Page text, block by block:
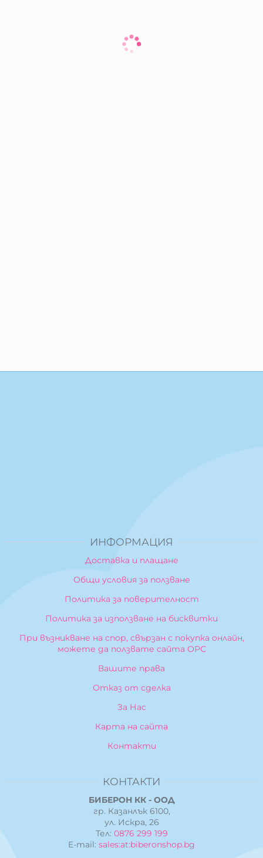
ИНФОРМАЦИЯ
Доставка и плащане
Общи условия за ползване
Политика за поверителност
Политика за използване на бисквитки
При възникване на спор, свързан с покупка онлайн,
можете да ползвате сайта ОРС
Вашите права
Отказ от сделка
За Нас
Карта на сайта
Контакти
КОНТАКТИ
БИБЕРОН КК - ООД
гр. Казанлък 6100,
ул. Искра, 26
Тел: 0876 299 199
E-mail: sales:at:biberonshop.bg